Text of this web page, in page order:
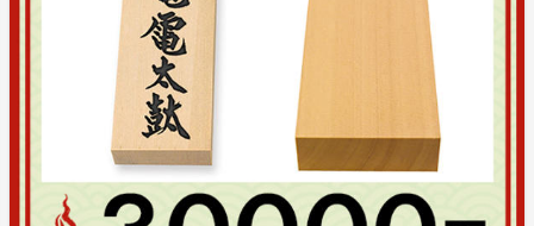
期間限定ポストカードキャンペーン！